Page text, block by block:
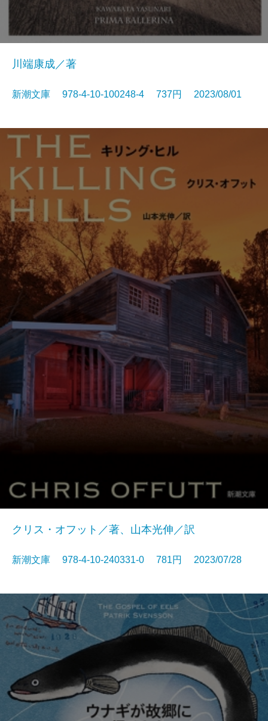
川端康成／著
新潮文庫 978-4-10-100248-4 737円 2023/08/01
クリス・オフット／著、山本光伸／訳
新潮文庫 978-4-10-240331-0 781円 2023/07/28